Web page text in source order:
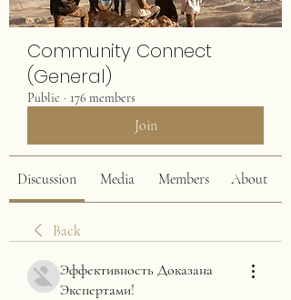
Community Connect
(General)
Public · 176 members
Join
Discussion Media Members About
Back
Эффективность Доказана
Экспертами!